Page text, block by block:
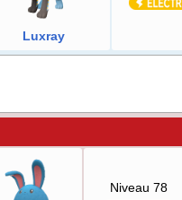
Luxray
Niveau 78